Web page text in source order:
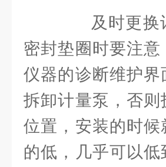
及时更换计
密封垫圈时要注
仪器的诊断维护
拆卸计量泵，否
位置，安装的时
的低，几乎可以